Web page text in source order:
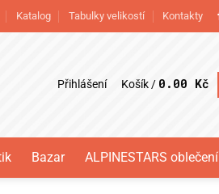
Katalog Tabulky velikostí Kontakty
Přihlášení Košík / 0.00 Kč
Bazar ALPINESTARS oblečení